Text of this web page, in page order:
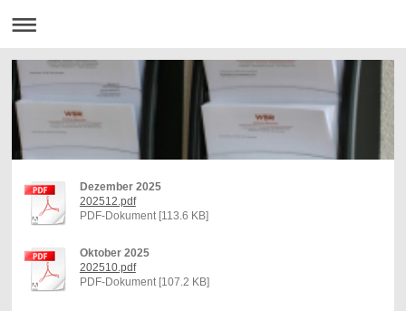
Dezember 2025
202512.pdf
PDF-Dokument [113.6 KB]
Oktober 2025
202510.pdf
PDF-Dokument [107.2 KB]